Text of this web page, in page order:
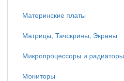
Материнские платы
Матрицы, Тачскрины, Экраны
Микропроцессоры и радиаторы
Мониторы